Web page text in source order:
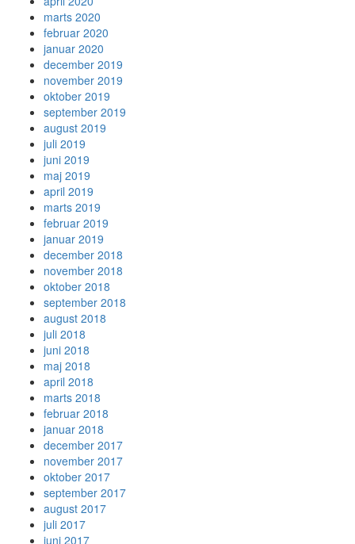
marts 2020
februar 2020
januar 2020
december 2019
november 2019
oktober 2019
september 2019
august 2019
juli 2019
juni 2019
maj 2019
april 2019
marts 2019
februar 2019
januar 2019
december 2018
november 2018
oktober 2018
september 2018
august 2018
juli 2018
juni 2018
maj 2018
april 2018
marts 2018
februar 2018
januar 2018
december 2017
november 2017
oktober 2017
september 2017
august 2017
juli 2017
juni 2017